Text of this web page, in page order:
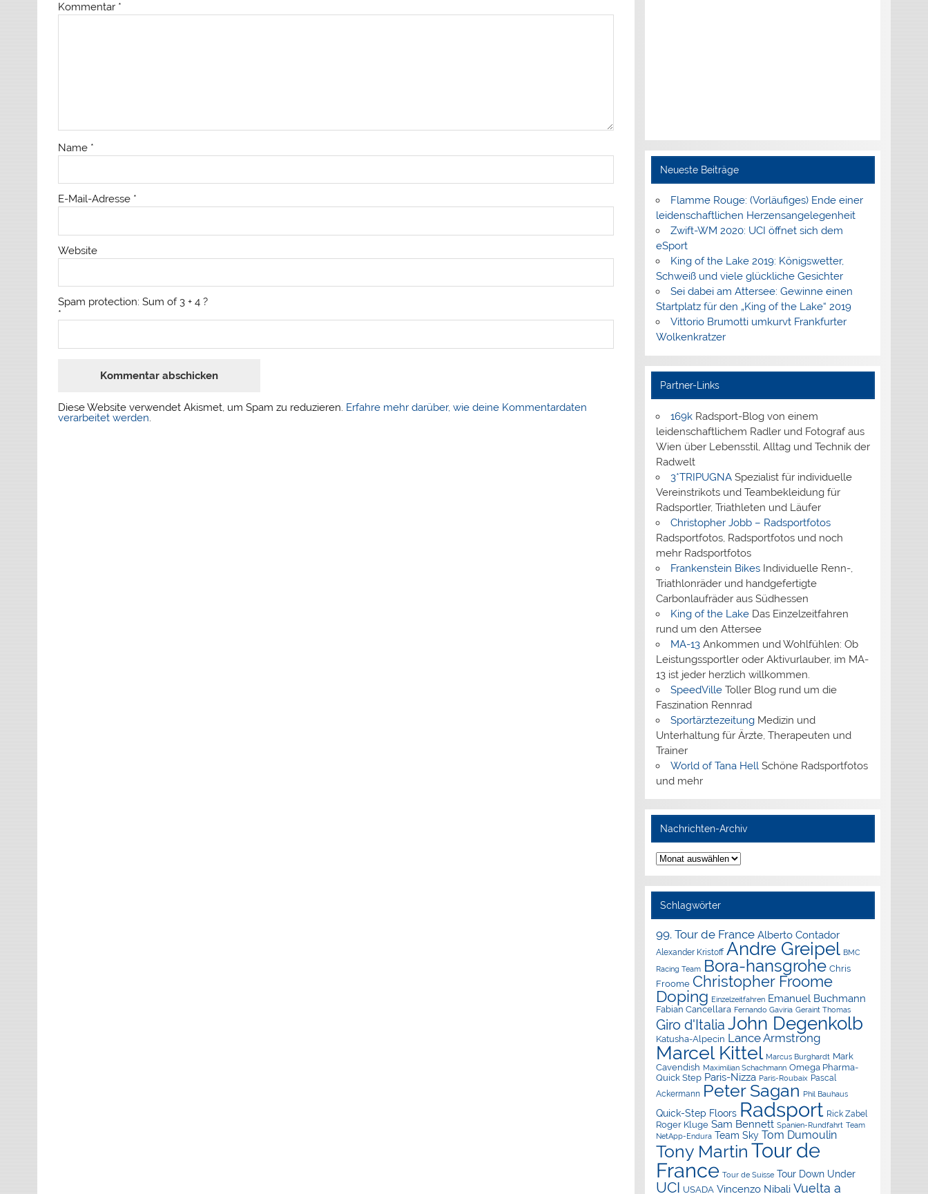
Kommentar *
Name *
E-Mail-Adresse *
Website
Spam protection: Sum of 3 + 4 ?
*
Diese Website verwendet Akismet, um Spam zu reduzieren. Erfahre mehr darüber, wie deine Kommentardaten
verarbeitet werden.
Neueste Beiträge
Flamme Rouge: (Vorläufiges) Ende einer
leidenschaftlichen Herzensangelegenheit
Zwift-WM 2020: UCI öffnet sich dem
eSport
King of the Lake 2019: Königswetter,
Schweiß und viele glückliche Gesichter
Sei dabei am Attersee: Gewinne einen
Startplatz für den „King of the Lake“ 2019
Vittorio Brumotti umkurvt Frankfurter
Wolkenkratzer
Partner-Links
169kRadsport-Blog von einem
leidenschaftlichem Radler und Fotograf aus
Wien über Lebensstil, Alltag und Technik der
Radwelt
3*TRIPUGNASpezialist für individuelle
Vereinstrikots und Teambekleidung für
Radsportler, Triathleten und Läufer
Christopher Jobb – Radsportfotos
Radsportfotos, Radsportfotos und noch
mehr Radsportfotos
Frankenstein BikesIndividuelle Renn-,
Triathlonräder und handgefertigte
Carbonlaufräder aus Südhessen
King of the LakeDas Einzelzeitfahren
rund um den Attersee
MA-13Ankommen und Wohlfühlen: Ob
Leistungssportler oder Aktivurlauber, im MA-
13 ist jeder herzlich willkommen.
SpeedVilleToller Blog rund um die
Faszination Rennrad
SportärztezeitungMedizin und
Unterhaltung für Ärzte, Therapeuten und
Trainer
World of Tana Hell Schöne Radsportfotos
und mehr
Nachrichten-Archiv
Nachrichten-
Archiv
Schlagwörter
99. Tour de France Alberto Contador
Alexander Kristoff Andre Greipel BMC
Racing Team Bora-hansgrohe Chris
Froome Christopher Froome
Doping Einzelzeitfahren Emanuel Buchmann
Fabian Cancellara Fernando Gaviria Geraint Thomas
Giro d'Italia John Degenkolb
Katusha-Alpecin Lance Armstrong
Marcel Kittel Marcus Burghardt Mark
Cavendish Maximilian Schachmann Omega Pharma-
Quick Step Paris-Nizza Paris-Roubaix Pascal
Ackermann Peter Sagan Phil Bauhaus
Quick-Step Floors Radsport Rick Zabel
Roger Kluge Sam Bennett Spanien-Rundfahrt Team
NetApp-Endura Team Sky Tom Dumoulin
Tony Martin Tour de
France Tour de Suisse Tour Down Under
UCI USADA Vincenzo Nibali Vuelta a